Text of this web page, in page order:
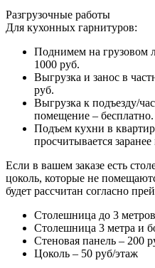
Разгрузочные работы
Для кухонных гарнитуров:
Поднимем на грузовом
1000 руб.
Выгрузка и занос в
руб.
Выгрузка к подъезду/
помещение – бесплатно.
Подъем кухни в
просчитывается
Если в вашем заказе есть
цоколь, которые не
будет рассчитан согласно
Столешница до 3
Столешница 3 метра и
Стеновая панель – 200
Цоколь – 50 руб/этаж